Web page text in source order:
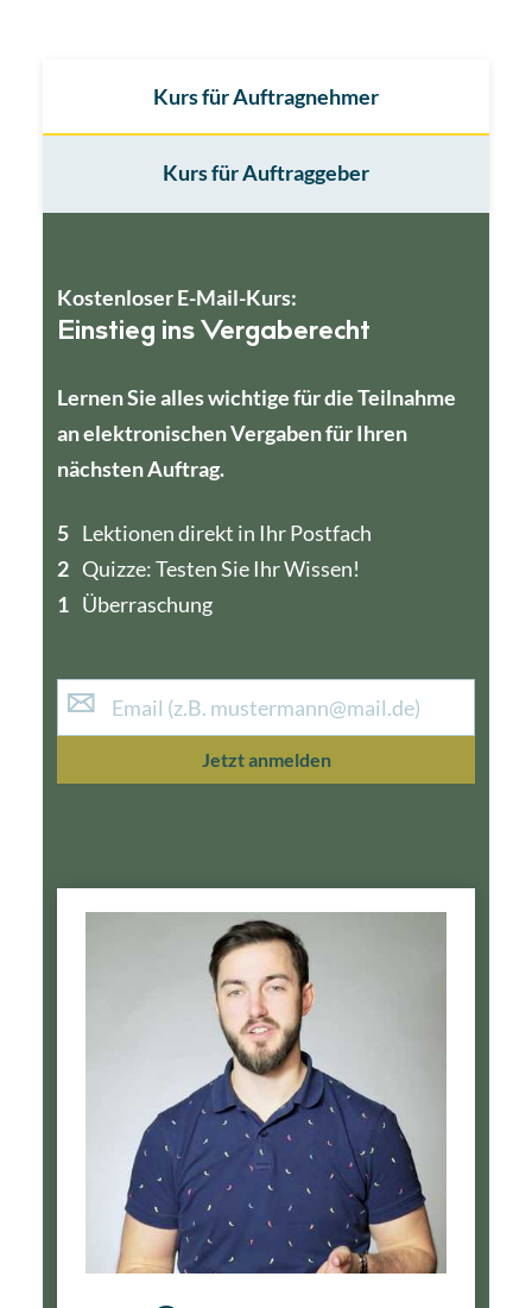
Kurs für Auftragnehmer
Kurs für Auftraggeber
Kostenloser E-Mail-Kurs:
Einstieg ins Vergaberecht
Lernen Sie alles wichtige für die Teilnahme
an elektronischen Vergaben für Ihren
nächsten Auftrag.
5 Lektionen direkt in Ihr Postfach
2 Quizze: Testen Sie Ihr Wissen!
1 Überraschung
4
1
Jetzt anmelden